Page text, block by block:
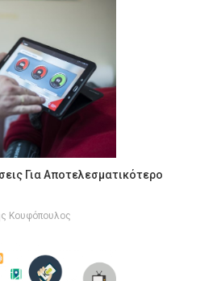
Για Αποτελεσματικότερο
Κουφόπουλος